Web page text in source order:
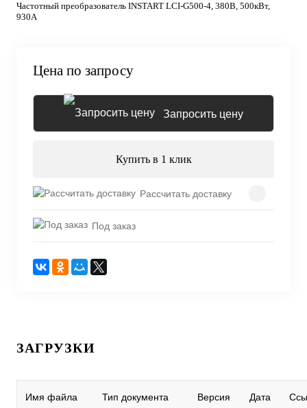
Частотный преобразователь INSTART LCI-G500-4, 380В, 500кВт,
930А
Цена по запросу
Запросить цену
Купить в 1 клик
Рассчитать доставку
Под заказ
ЗАГРУЗКИ
Имя файла Тип документа Версия Дата